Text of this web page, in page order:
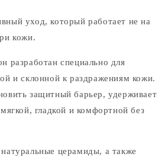
уход, который работает не на
кожи.
разработан специально для
и склонной к раздражениям кожи.
защитный барьер, удерживает
гладкой и комфортной без
церамиды, а также